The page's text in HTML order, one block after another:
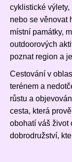
cyklistické výlety,
nebo se věnovat
místní památky,
outdoorových
poznat region a
Cestování v
terénem a
růstu a
cesta, která
obohatí váš život
dobrodružství,